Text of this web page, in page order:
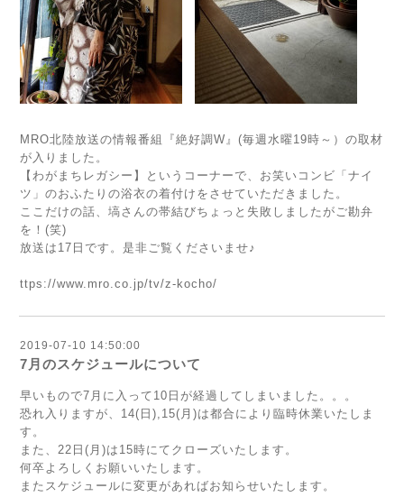
MRO北陸放送の情報番組『絶好調W』(毎週水曜19時～）の取材
が入りました。
【わがまちレガシー】というコーナーで、お笑いコンビ「ナイ
ツ」のおふたりの浴衣の着付けをさせていただきました。
ここだけの話、塙さんの帯結びちょっと失敗しましたがご勘弁
を！(笑)
放送は17日です。是非ご覧くださいませ♪
ttps://www.mro.co.jp/tv/z-kocho/
2019-07-10 14:50:00
7月のスケジュールについて
早いもので7月に入って10日が経過してしまいました。。。
恐れ入りますが、14(日),15(月)は都合により臨時休業いたしま
す。
また、22日(月)は15時にてクローズいたします。
何卒よろしくお願いいたします。
またスケジュールに変更があればお知らせいたします。